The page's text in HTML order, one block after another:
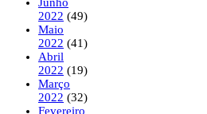
2022 (49)
Maio
2022 (41)
Abril
2022 (19)
Março
2022 (32)
Fevereiro